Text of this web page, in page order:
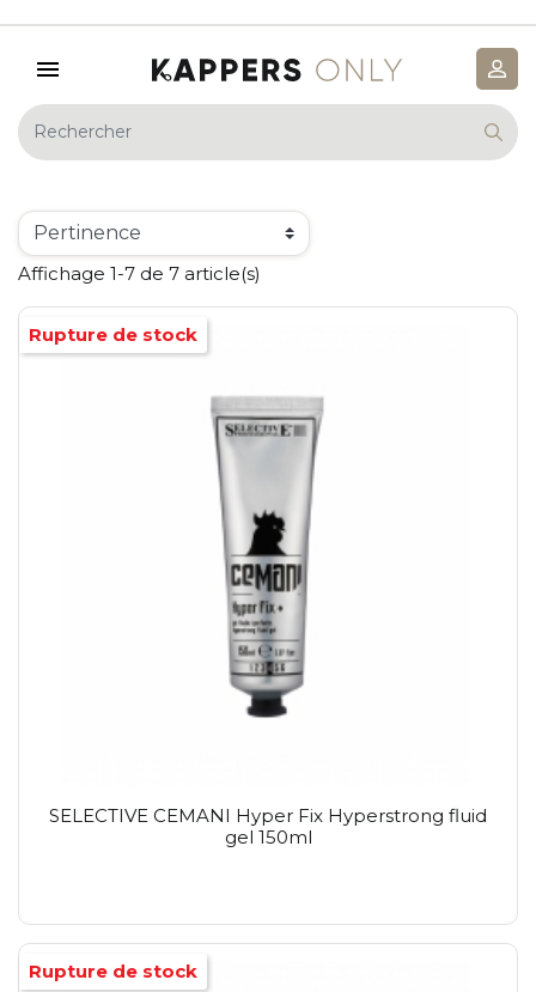
Affichage 1-7 de 7 article(s)
SELECTIVE CEMANI Hyper Fix Hyperstrong fluid
gel 150ml
Rupture de stock
Rupture de stock